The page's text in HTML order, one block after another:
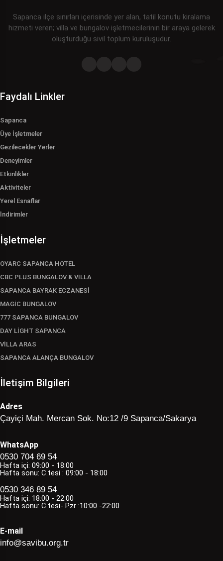
Sapanca ilçe sınırları içerisinde yer alan, tatil konutu kiralama
hizmeti veren; villa ve bungalov işletmecilerinin bir araya gelerek
oluşturduğu sivil toplum kuruluşudur.
Faydalı Linkler
Sapanca
Üye İşletmeler
Gezilecekler Yerler
Deneyimler
Etkinlikler
Aktiviteler
Yerel Esnaflar
İndirimler
İşletmeler
OYARC SAPANCA HOTEL
CBC PLUS BUNGALOV & VİLLA
SAPANCA BAYRAK ECZANESİ
MAGİC BUNGALOV
777 SAPANCA BUNGALOV
DAY LİGHT SAPANCA
VİLLA ARAS
SAPANCA ALANÇA BUNGALOV
İletişim Bilgileri
Adres
Çayiçi Mah. Mercan Sok. No:12 /9 Sapanca/Sakarya
WhatsApp
0530 704 69 54
Hafta içi: 09:00 - 18:00
Hafta sonu: C.tesi : 09:00 - 18:00
0530 346 89 54
Hafta içi: 18:00 - 22:00
Hafta sonu: C.tesi- Pzr :10:00 -22:00
E-mail
info@savibu.org.tr